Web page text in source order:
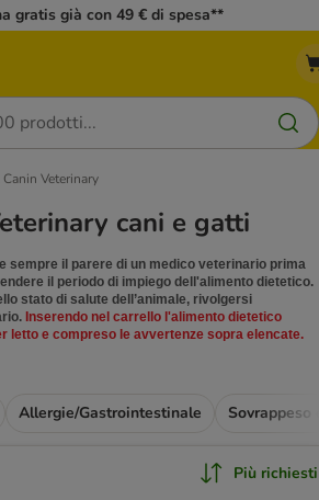
gratis già con 49 € di spesa**
Canin Veterinary
cani e gatti
sempre il parere di un medico veterinario prima
il periodo di impiego dell'alimento dietetico.
stato di salute dell’animale, rivolgersi
Inserendo nel carrello l'alimento dietetico
letto e compreso le avvertenze sopra elencate.
Allergie/Gastrointestinale Sovrappeso
Più richiesti